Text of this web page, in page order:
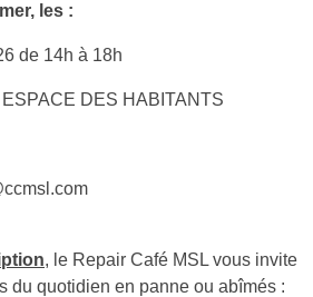
les :
de 14h à 18h
DES HABITANTS
, le Repair Café MSL vous invite
du quotidien en panne ou abîmés :